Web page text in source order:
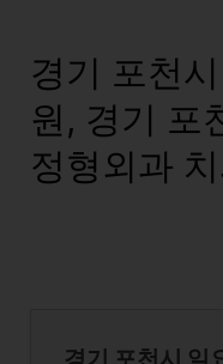
경기 포천
원, 경기 포
정형외과